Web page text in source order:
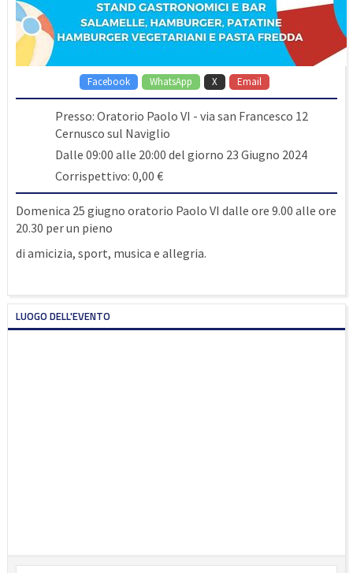
Facebook WhatsApp X Email
Presso: Oratorio Paolo VI - via san Francesco 12
Cernusco sul Naviglio
Dalle 09:00 alle 20:00 del giorno 23 Giugno 2024
Corrispettivo: 0,00 €
Domenica 25 giugno oratorio Paolo VI dalle ore 9.00 alle ore
20.30 per un pieno
di amicizia, sport, musica e allegria.
LUOGO DELL'EVENTO